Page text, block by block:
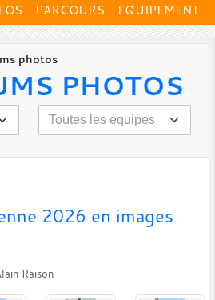
PARCOURS EQUIPEMENT
photos
PHOTOS
2026 en images
Raison